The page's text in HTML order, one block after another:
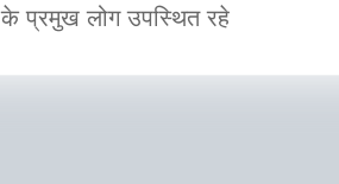
प्रमुख लोग उपस्थित रहे